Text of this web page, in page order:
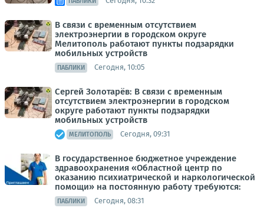
В связи с временным отсутствием
электроэнергии в городском округе
Мелитополь работают пункты подзарядки
мобильных устройств
ПАБЛИКИ Сегодня, 10:05
Сергей Золотарёв: В связи с временным
отсутствием электроэнергии в городском
округе работают пункты подзарядки
мобильных устройств
МЕЛИТОПОЛЬ Сегодня, 09:31
В государственное бюджетное учреждение
здравоохранения «Областной центр по
оказанию психиатрической и наркологической
помощи» на постоянную работу требуются:
ПАБЛИКИ Сегодня, 08:31